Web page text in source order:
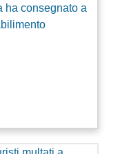
ha consegnato a